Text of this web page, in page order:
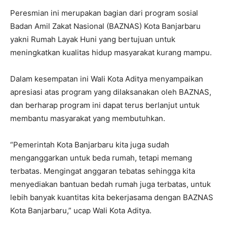
Peresmian ini merupakan bagian dari program sosial
Badan Amil Zakat Nasional (BAZNAS) Kota Banjarbaru
yakni Rumah Layak Huni yang bertujuan untuk
meningkatkan kualitas hidup masyarakat kurang mampu.
Dalam kesempatan ini Wali Kota Aditya menyampaikan
apresiasi atas program yang dilaksanakan oleh BAZNAS,
dan berharap program ini dapat terus berlanjut untuk
membantu masyarakat yang membutuhkan.
“Pemerintah Kota Banjarbaru kita juga sudah
menganggarkan untuk beda rumah, tetapi memang
terbatas. Mengingat anggaran tebatas sehingga kita
menyediakan bantuan bedah rumah juga terbatas, untuk
lebih banyak kuantitas kita bekerjasama dengan BAZNAS
Kota Banjarbaru,” ucap Wali Kota Aditya.